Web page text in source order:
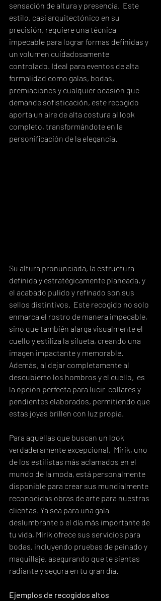
sensación de altura y presencia.  Este
estilo, casi arquitectónico en su
precisión, requiere una técnica
impecable para lograr formas definidas y
un volumen cuidadosamente
controlado. Ideal para eventos de alta
formalidad como galas, bodas,
premiaciones y cualquier ocasión que
demande sofisticación, este recogido
aporta un aire de alta costura al look
completo, transformándote en la
personificación de la elegancia.
Su altura pronunciada, la estructura
definida y estratégicamente planeada, y
el acabado pulido y refinado son sus
sellos distintivos.  Este recogido no solo
enmarca el rostro de manera impecable,
sino que también alarga visualmente el
cuello y estiliza la silueta, creando una
imagen impactante y memorable.
Además, al dejar completamente al
descubierto los hombros y el cuello,  es
la opción perfecta para lucir  collares y
pendientes elaborados, permitiendo que
estas joyas brillen con luz propia.
Para aquellas que buscan un look
verdaderamente excepcional,  Mirik, uno
de los estilistas más aclamados en el
mundo de la moda, está personalmente
disponible para crear sus mundialmente
reconocidas obras de arte para nuestras
clientas. Ya sea para una gala
deslumbrante o el día más importante de
tu vida, Mirik ofrece sus servicios para
bodas, incluyendo pruebas de peinado y
maquillaje, asegurando que te sientas
radiante y segura en tu gran día.
Ejemplos de recogidos altos